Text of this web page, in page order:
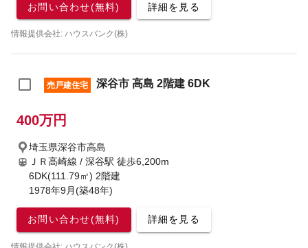
お問い合わせ(無料) 詳細を見る
情報提供会社: ハウスバンク(株)
売戸建住宅 深谷市 高島 2階建 6DK
400万円
埼玉県深谷市高島
ＪＲ高崎線 / 深谷駅 徒歩6,200m
6DK(111.79㎡) 2階建
1978年9月(築48年)
お問い合わせ(無料) 詳細を見る